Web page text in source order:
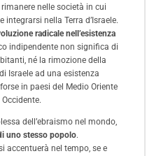
nelle società in cui
nella Terra d’Israele.
radicale nell’esistenza
indipendente non significa di
né la rimozione della
Israele ad una esistenza
in paesi del Medio Oriente
dell’ebraismo nel mondo,
uno stesso popolo.
accentuerà nel tempo, se e